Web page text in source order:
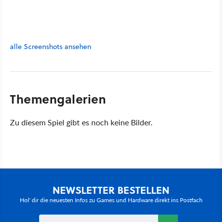
alle Screenshots ansehen
Themengalerien
Zu diesem Spiel gibt es noch keine Bilder.
NEWSLETTER BESTELLEN
Hol' dir die neuesten Infos zu Games und Hardware direkt ins Postfach